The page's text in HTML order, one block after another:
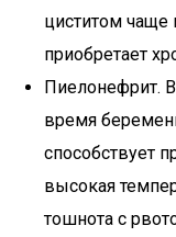
циститом чаще
приобретает
Пиелонефрит.
время
способствует
высокая
тошнота с